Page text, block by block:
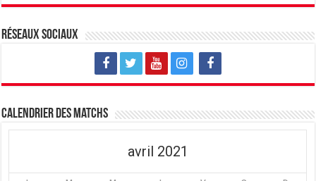
Réseaux sociaux
Calendrier des matchs
avril 2021